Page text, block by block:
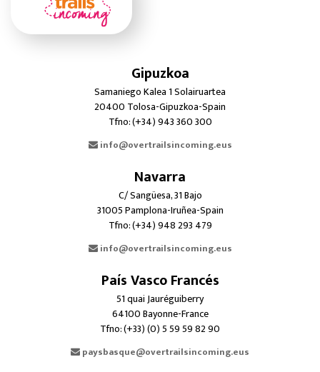
Gipuzkoa
Samaniego Kalea 1 Solairuartea
20400 Tolosa-Gipuzkoa-Spain
Tfno: (+34) 943 360 300
info@overtrailsincoming.eus
Navarra
C/ Sangüesa, 31 Bajo
31005 Pamplona-Iruñea-Spain
Tfno: (+34) 948 293 479
info@overtrailsincoming.eus
País Vasco Francés
51 quai Jauréguiberry
64100 Bayonne-France
Tfno: (+33) (0) 5 59 59 82 90
paysbasque@overtrailsincoming.eus